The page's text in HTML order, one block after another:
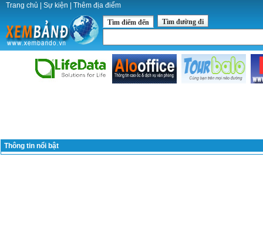
Trang chủ Sự kiện Thêm địa điểm
Tìm điểm đến Tìm đường đi
Thông tin nổi bật